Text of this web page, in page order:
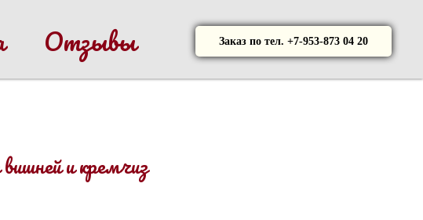
Отзывы Заказ по тел. +7-953-873 04 20
и кремчиз